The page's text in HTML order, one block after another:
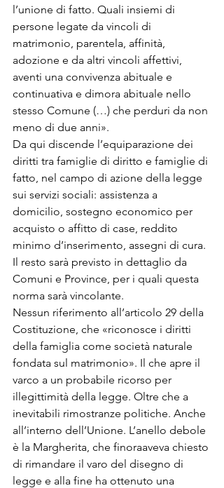
l’unione di fatto. Quali insiemi di
persone legate da vincoli di
matrimonio, parentela, affinità,
adozione e da altri vincoli affettivi,
aventi una convivenza abituale e
continuativa e dimora abituale nello
stesso Comune (…) che perduri da non
meno di due anni».
Da qui discende l’equiparazione dei
diritti tra famiglie di diritto e famiglie di
fatto, nel campo di azione della legge
sui servizi sociali: assistenza a
domicilio, sostegno economico per
acquisto o affitto di case, reddito
minimo d’inserimento, assegni di cura.
Il resto sarà previsto in dettaglio da
Comuni e Province, per i quali questa
norma sarà vincolante.
Nessun riferimento all’articolo 29 della
Costituzione, che «riconosce i diritti
della famiglia come società naturale
fondata sul matrimonio». Il che apre il
varco a un probabile ricorso per
illegittimità della legge. Oltre che a
inevitabili rimostranze politiche. Anche
all’interno dell’Unione. L’anello debole
è la Margherita, che finoraaveva chiesto
di rimandare il varo del disegno di
legge e alla fine ha ottenuto una